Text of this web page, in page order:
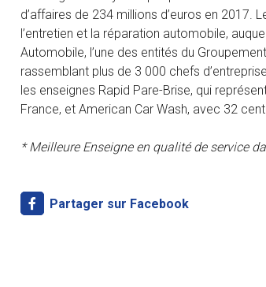
d’affaires de 234 millions d’euros en 2017.
l’entretien et la réparation automobile,
Automobile, l’une des entités du
rassemblant plus de 3 000 chefs
les enseignes Rapid Pare-Brise, qui
France, et American Car Wash, avec 32
* Meilleure Enseigne en qualité de service
Partager sur Facebook